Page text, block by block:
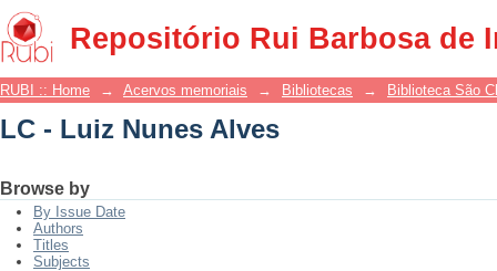
Repositório Rui Barbosa de
LC - Luiz Nunes Alves
RUBI :: Home → Acervos memoriais → Bibliotecas → Biblioteca São
LC - Luiz Nunes Alves
Browse by
By Issue Date
Authors
Titles
Subjects